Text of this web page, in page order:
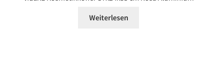
Weiterlesen